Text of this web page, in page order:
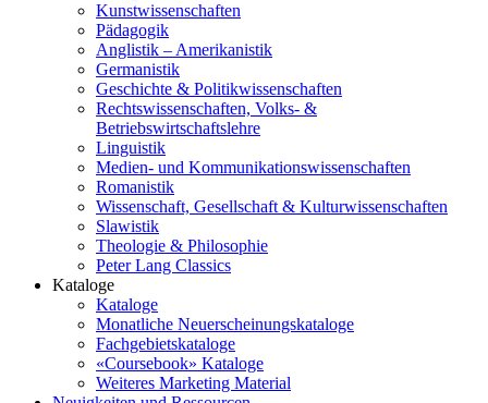
Kunstwissenschaften
Pädagogik
Anglistik – Amerikanistik
Germanistik
Geschichte & Politikwissenschaften
Rechtswissenschaften, Volks- &
Betriebswirtschaftslehre
Linguistik
Medien- und Kommunikationswissenschaften
Romanistik
Wissenschaft, Gesellschaft & Kulturwissenschaften
Slawistik
Theologie & Philosophie
Peter Lang Classics
Kataloge
Kataloge
Monatliche Neuerscheinungskataloge
Fachgebietskataloge
«Coursebook» Kataloge
Weiteres Marketing Material